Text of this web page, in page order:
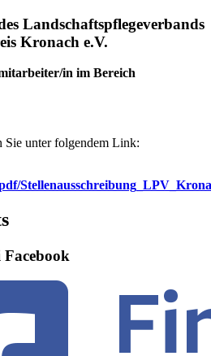
Landschaftspflegeverbands
Kronach e.V.
in im Bereich
Sie unter folgendem Link: